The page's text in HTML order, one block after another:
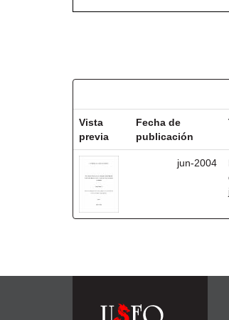
Vista
previa
Fecha de
publicación
jun-2004